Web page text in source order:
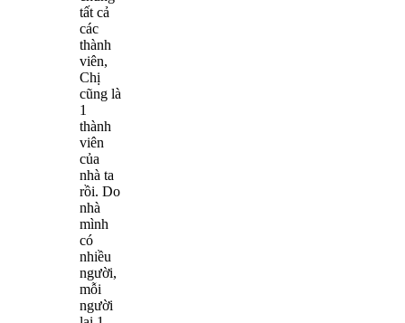
tất cả
các
thành
viên,
Chị
cũng là
1
thành
viên
của
nhà ta
rồi. Do
nhà
mình
có
nhiều
người,
mỗi
người